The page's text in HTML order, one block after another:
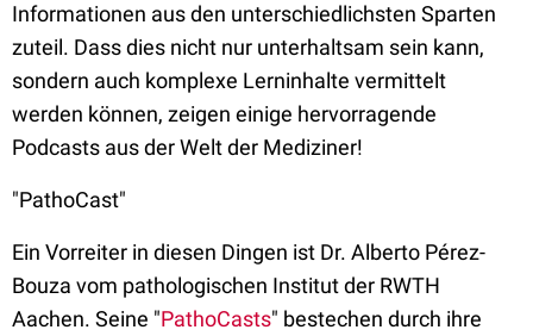
Informationen aus den unterschiedlichsten Sparten
zuteil. Dass dies nicht nur unterhaltsam sein kann,
sondern auch komplexe Lerninhalte vermittelt
werden können, zeigen einige hervorragende
Podcasts aus der Welt der Mediziner!
"PathoCast"
Ein Vorreiter in diesen Dingen ist Dr. Alberto Pérez-
Bouza vom pathologischen Institut der RWTH
Aachen. Seine "PathoCasts" bestechen durch ihre